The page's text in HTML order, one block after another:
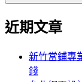
近期文章
新竹當鋪專
錢